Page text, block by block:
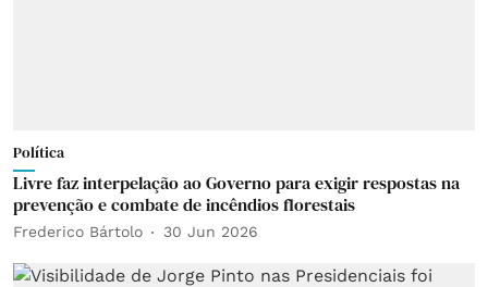
Política
Livre faz interpelação ao Governo para exigir respostas na
prevenção e combate de incêndios florestais
Frederico Bártolo 30 Jun 2026